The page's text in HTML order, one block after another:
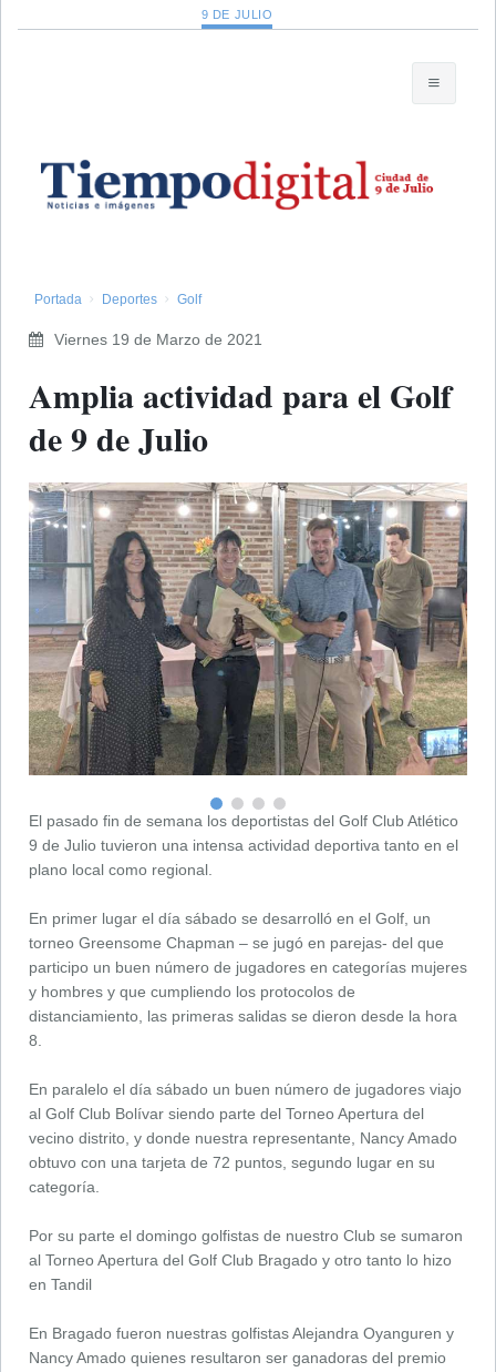
9 DE JULIO
Portada Deportes Golf
Viernes 19 de Marzo de 2021
​Amplia actividad para el Golf
de 9 de Julio
El pasado fin de semana los deportistas del Golf Club Atlético
9 de Julio tuvieron una intensa actividad deportiva tanto en el
plano local como regional.
En primer lugar el día sábado se desarrolló en el Golf, un
torneo Greensome Chapman – se jugó en parejas- del que
participo un buen número de jugadores en categorías mujeres
y hombres y que cumpliendo los protocolos de
distanciamiento, las primeras salidas se dieron desde la hora
8.
En paralelo el día sábado un buen número de jugadores viajo
al Golf Club Bolívar siendo parte del Torneo Apertura del
vecino distrito, y donde nuestra representante, Nancy Amado
obtuvo con una tarjeta de 72 puntos, segundo lugar en su
categoría.
Por su parte el domingo golfistas de nuestro Club se sumaron
al Torneo Apertura del Golf Club Bragado y otro tanto lo hizo
en Tandil
En Bragado fueron nuestras golfistas Alejandra Oyanguren y
Nancy Amado quienes resultaron ser ganadoras del premio